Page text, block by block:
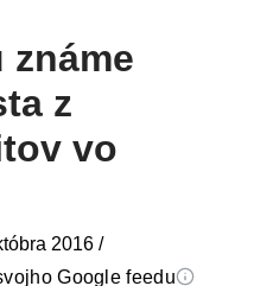
známe
z
vo
2016 /
Google feedu